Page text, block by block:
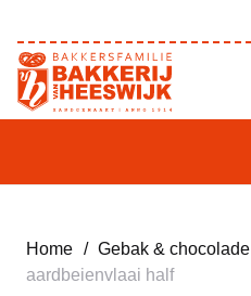
Home / Gebak & chocolade
aardbeienvlaai half